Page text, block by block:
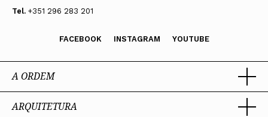
Tel. +351 296 283 201
FACEBOOK INSTAGRAM YOUTUBE
A ORDEM
Ordem dos Arquitectos
ARQUITETURA